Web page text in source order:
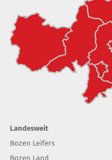
Landesweit
Bozen Leifers
Bozen Land